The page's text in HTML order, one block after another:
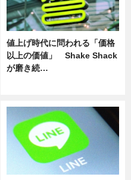
値上げ時代に問われる「価格
以上の価値」 Shake Shack
が磨き続…